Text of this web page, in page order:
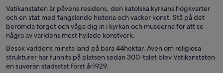
Vatikanstaten är påvens residens, den katolska kyrkans högkvarter
och en stat med fängslande historia och vacker konst. Stå på det
berömda torget och våga dig in i kyrkan och museerna för att se
några av världens mest hyllade konstverk.
Besök världens minsta land på bara 44hektar. Även om religiösa
strukturer har funnits på platsen sedan 300-talet blev Vatikanstaten
en suverän stadsstat först år1929.